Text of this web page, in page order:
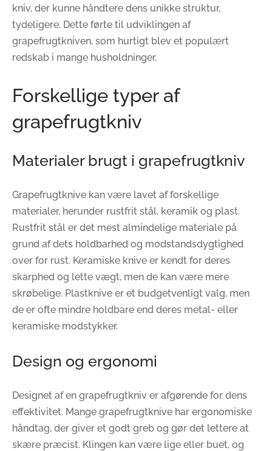
kniv, der kunne håndtere dens unikke struktur,
tydeligere. Dette førte til udviklingen af
grapefrugtkniven, som hurtigt blev et populært
redskab i mange husholdninger.
Forskellige typer af
grapefrugtkniv
Materialer brugt i grapefrugtkniv
Grapefrugtknive kan være lavet af forskellige
materialer, herunder rustfrit stål, keramik og plast.
Rustfrit stål er det mest almindelige materiale på
grund af dets holdbarhed og modstandsdygtighed
over for rust. Keramiske knive er kendt for deres
skarphed og lette vægt, men de kan være mere
skrøbelige. Plastknive er et budgetvenligt valg, men
de er ofte mindre holdbare end deres metal- eller
keramiske modstykker.
Design og ergonomi
Designet af en grapefrugtkniv er afgørende for dens
effektivitet. Mange grapefrugtknive har ergonomiske
håndtag, der giver et godt greb og gør det lettere at
skære præcist. Klingen kan være lige eller buet, og